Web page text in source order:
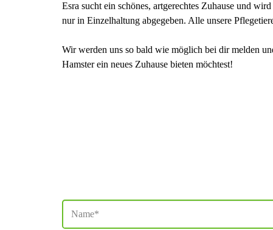
Esra sucht ein schönes, artgerechtes Zuhause und
nur in Einzelhaltung abgegeben. Alle unsere
Wir werden uns so bald wie möglich bei dir melden
Hamster ein neues Zuhause bieten möchtest!